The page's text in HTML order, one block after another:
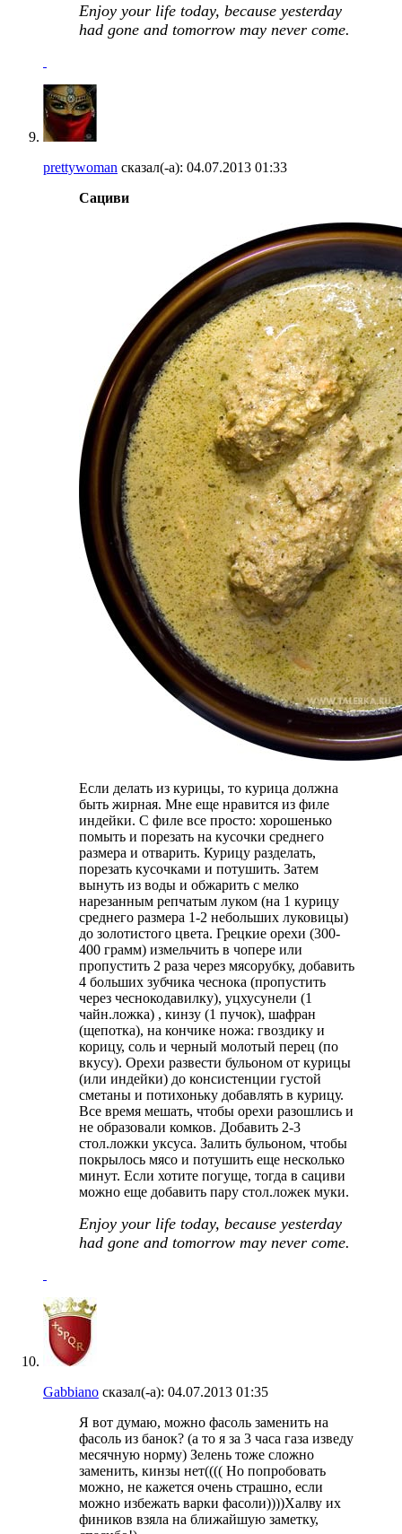
Enjoy your life today, because yesterday
had gone and tomorrow may never come.
prettywoman сказал(-а): 04.07.2013 01:33
Сациви
Если делать из курицы, то курица должна
быть жирная. Мне еще нравится из филе
индейки. С филе все просто: хорошенько
помыть и порезать на кусочки среднего
размера и отварить. Курицу разделать,
порезать кусочками и потушить. Затем
вынуть из воды и обжарить с мелко
нарезанным репчатым луком (на 1 курицу
среднего размера 1-2 небольших луковицы)
до золотистого цвета. Грецкие орехи (300-
400 грамм) измельчить в чопере или
пропустить 2 раза через мясорубку, добавить
4 больших зубчика чеснока (пропустить
через чеснокодавилку), уцхусунели (1
чайн.ложка) , кинзу (1 пучок), шафран
(щепотка), на кончике ножа: гвоздику и
корицу, соль и черный молотый перец (по
вкусу). Орехи развести бульоном от курицы
(или индейки) до консистенции густой
сметаны и потихоньку добавлять в курицу.
Все время мешать, чтобы орехи разошлись и
не образовали комков. Добавить 2-3
стол.ложки уксуса. Залить бульоном, чтобы
покрылось мясо и потушить еще несколько
минут. Если хотите погуще, тогда в сациви
можно еще добавить пару стол.ложек муки.
Enjoy your life today, because yesterday
had gone and tomorrow may never come.
Gabbiano сказал(-а): 04.07.2013 01:35
Я вот думаю, можно фасоль заменить на
фасоль из банок? (а то я за 3 часа газа изведу
месячную норму) Зелень тоже сложно
заменить, кинзы нет(((( Но попробовать
можно, не кажется очень страшно, если
можно избежать варки фасоли))))Халву их
фиников взяла на ближайшую заметку,